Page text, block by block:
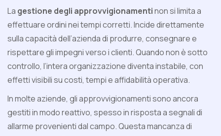
La gestione degli approvvigionamentinon si limita a
effettuare ordini nei tempi corretti. Incide direttamente
sulla capacità dell’azienda di produrre, consegnare e
rispettare gli impegni verso i clienti. Quando non è sotto
controllo, l’intera organizzazione diventa instabile, con
effetti visibili su costi, tempi e affidabilità operativa.
In molte aziende, gli approvvigionamenti sono ancora
gestiti in modo reattivo, spesso in risposta a segnali di
allarme provenienti dal campo. Questa mancanza di